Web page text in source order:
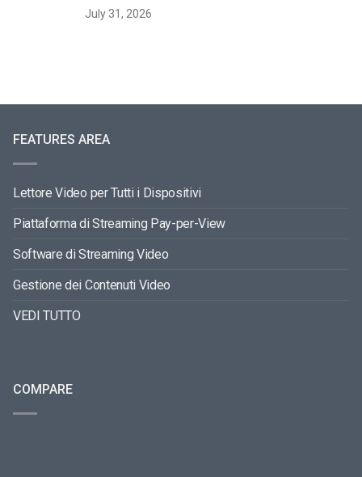
July 31, 2026
FEATURES AREA
Lettore Video per Tutti i Dispositivi
Piattaforma di Streaming Pay-per-View
Software di Streaming Video
Gestione dei Contenuti Video
VEDI TUTTO
COMPARE